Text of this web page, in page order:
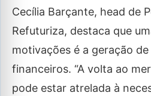
Cecília Barçante, head de
Refuturiza, destaca que
motivações é a geração
financeiros. “A volta ao
pode estar atrelada à